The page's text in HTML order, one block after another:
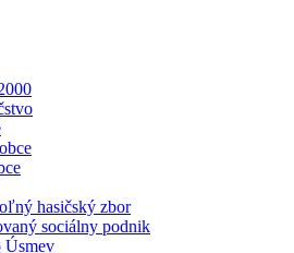
hasičský zbor
sociálny podnik
Úsmev